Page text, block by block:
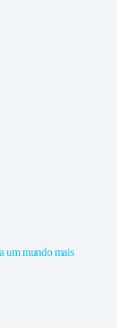
um mundo mais